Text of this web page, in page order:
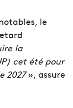
le
la
cet été pour
2027», assure